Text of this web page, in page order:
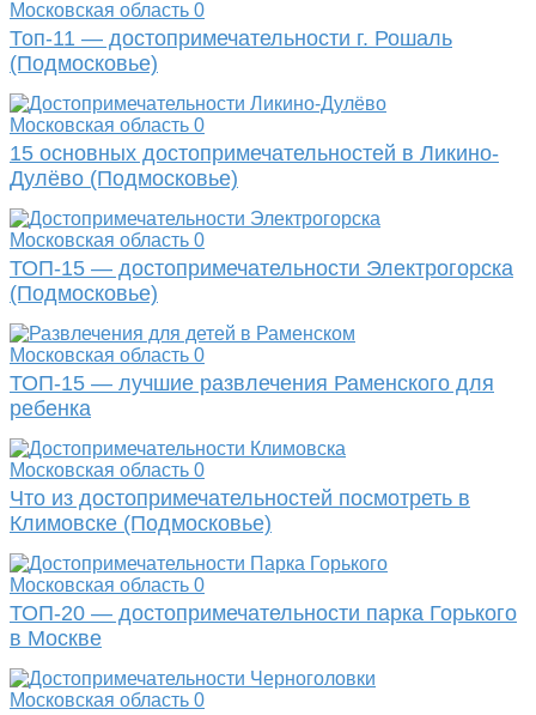
Московская область 0
Топ-11 — достопримечательности г. Рошаль
(Подмосковье)
Московская область 0
15 основных достопримечательностей в Ликино-
Дулёво (Подмосковье)
Московская область 0
ТОП-15 — достопримечательности Электрогорска
(Подмосковье)
Московская область 0
ТОП-15 — лучшие развлечения Раменского для
ребенка
Московская область 0
Что из достопримечательностей посмотреть в
Климовске (Подмосковье)
Московская область 0
ТОП-20 — достопримечательности парка Горького
в Москве
Московская область 0